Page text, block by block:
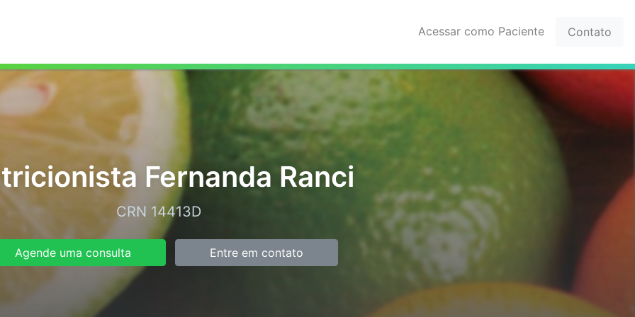
Acessar como Paciente Contato
Fernanda Ranci
CRN 14413D
Agende uma consulta Entre em contato